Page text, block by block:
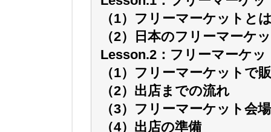
（1）フリーマーケットと
（2）日本のフリーマーケ
Lesson.2：フリーマーケッ
（1）フリーマーケットで
（2）出店までの流れ
（3）フリーマーケット会
（4）出店の準備